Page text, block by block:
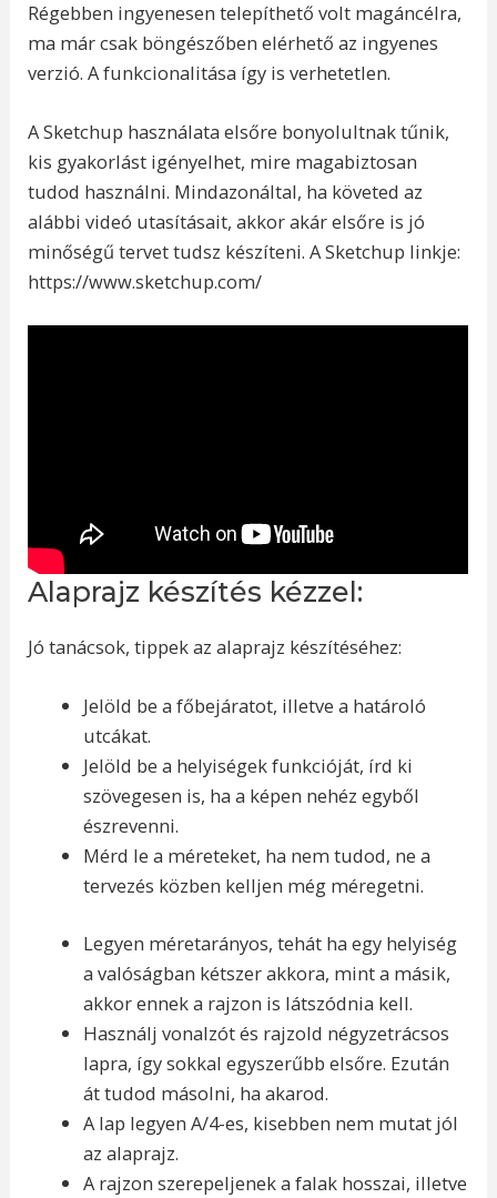
Régebben ingyenesen telepíthető volt magáncélra,
ma már csak böngészőben elérhető az ingyenes
verzió. A funkcionalitása így is verhetetlen.
A Sketchup használata elsőre bonyolultnak tűnik,
kis gyakorlást igényelhet, mire magabiztosan
tudod használni. Mindazonáltal, ha követed az
alábbi videó utasításait, akkor akár elsőre is jó
minőségű tervet tudsz készíteni. A Sketchup linkje:
https://www.sketchup.com/
Alaprajz készítés kézzel:
Jó tanácsok, tippek az alaprajz készítéséhez:
Jelöld be a főbejáratot, illetve a határoló
utcákat.
Jelöld be a helyiségek funkcióját, írd ki
szövegesen is, ha a képen nehéz egyből
észrevenni.
Mérd le a méreteket, ha nem tudod, ne a
tervezés közben kelljen még méregetni.
Legyen méretarányos, tehát ha egy helyiség
a valóságban kétszer akkora, mint a másik,
akkor ennek a rajzon is látszódnia kell.
Használj vonalzót és rajzold négyzetrácsos
lapra, így sokkal egyszerűbb elsőre. Ezután
át tudod másolni, ha akarod.
A lap legyen A/4-es, kisebben nem mutat jól
az alaprajz.
A rajzon szerepeljenek a falak hosszai, illetve